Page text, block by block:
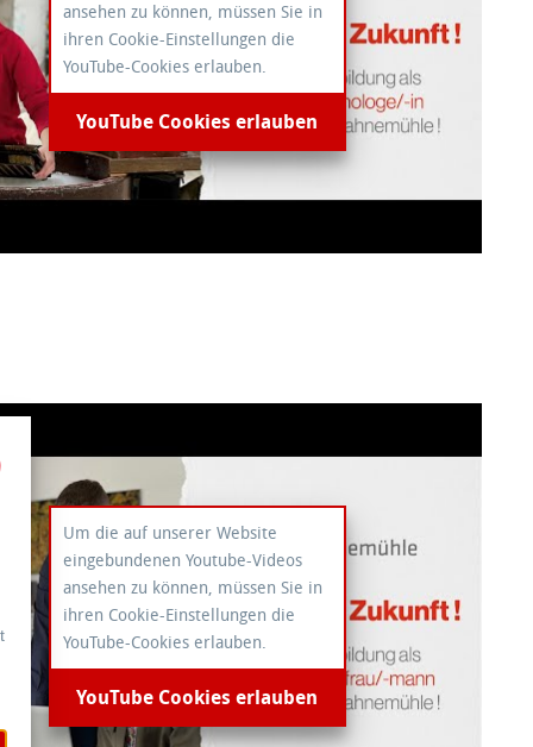
ansehen zu können, müssen Sie in
ihren Cookie-Einstellungen die
YouTube-Cookies erlauben.
YouTube Cookies erlauben
Um die auf unserer Website
eingebundenen Youtube-Videos
ansehen zu können, müssen Sie in
ihren Cookie-Einstellungen die
YouTube-Cookies erlauben.
YouTube Cookies erlauben